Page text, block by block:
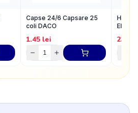
Capse 24/6 Capsare 25
coli DACO
1.45 lei
Hartie
EKON
23